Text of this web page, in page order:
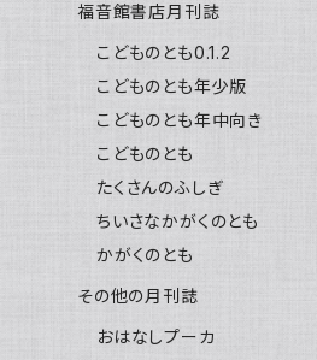
福音館書店月刊誌
こどものとも0.1.2
こどものとも年少版
こどものとも年中向き
こどものとも
たくさんのふしぎ
ちいさなかがくのとも
かがくのとも
その他の月刊誌
おはなしプーカ